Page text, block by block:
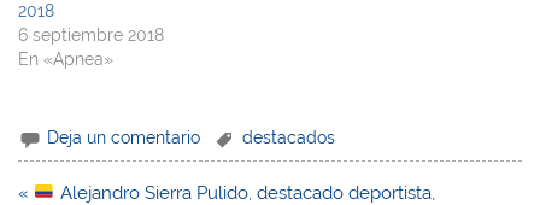
2018
6 septiembre 2018
En «Apnea»
Deja un comentario destacados
Navegación
«
Alejandro Sierra Pulido, destacado deportista,